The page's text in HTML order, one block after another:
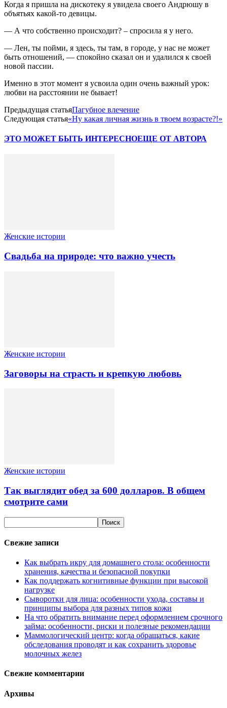
Когда я пришла на дискотеку я увидела своего Андрюшу в
объятьях какой-то девицы.
— А что собственно происходит? – спросила я у него.
— Лен, ты пойми, я здесь, ты там, в городе, у нас не может
быть отношений, — спокойно сказал он и удалился к своей
новой пассии.
Именно в этот момент я усвоила один очень важный урок:
любви на расстоянии не бывает!
Предыдущая статьяПагубное влечение
Следующая статья«Ну какая личная жизнь в твоем возрасте?!»
ЭТО МОЖЕТ БЫТЬ ИНТЕРЕСНОЕЩЕ ОТ АВТОРА
Женские истории
Свадьба на природе: что важно учесть
Женские истории
Заговоры на страсть и крепкую любовь
Женские истории
Так выглядит обед за 600 долларов. В общем
смотрите сами
Свежие записи
Как выбрать икру для домашнего стола: особенности
хранения, качества и безопасной покупки
Как поддержать когнитивные функции при высокой
нагрузке
Сыворотки для лица: особенности ухода, составы и
принципы выбора для разных типов кожи
На что обратить внимание перед оформлением срочного
займа: особенности, риски и полезные рекомендации
Маммологический центр: когда обращаться, какие
обследования проводят и как сохранить здоровье
молочных желез
Свежие комментарии
Архивы